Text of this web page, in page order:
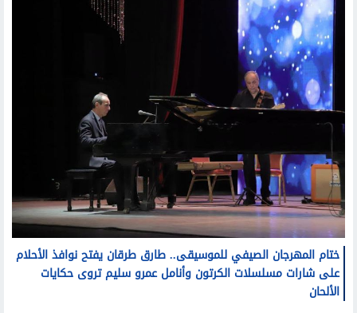
ختام المهرجان الصيفي للموسيقى.. طارق طرقان يفتح نوافذ الأحلام
على شارات مسلسلات الكرتون وأنامل عمرو سليم تروى حكايات
الألحان